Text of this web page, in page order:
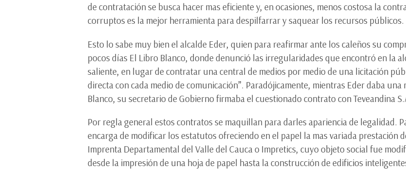
de contratación se busca hacer mas eficiente y, en ocasiones, menos costosa la
corruptos es la mejor herramienta para despilfarrar y saquear los recursos públicos.
Esto lo sabe muy bien el alcalde Eder, quien para reafirmar ante los caleños su
pocos días El Libro Blanco, donde denunció las irregularidades que encontró en la
saliente, en lugar de contratar una central de medios por medio de una licitación
directa con cada medio de comunicación”. Paradójicamente, mientras Eder daba
Blanco, su secretario de Gobierno firmaba el cuestionado contrato con Teveandina
Por regla general estos contratos se maquillan para darles apariencia de legalidad.
encarga de modificar los estatutos ofreciendo en el papel la mas variada prestación
Imprenta Departamental del Valle del Cauca o Impretics, cuyo objeto social fue
desde la impresión de una hoja de papel hasta la construcción de edificios